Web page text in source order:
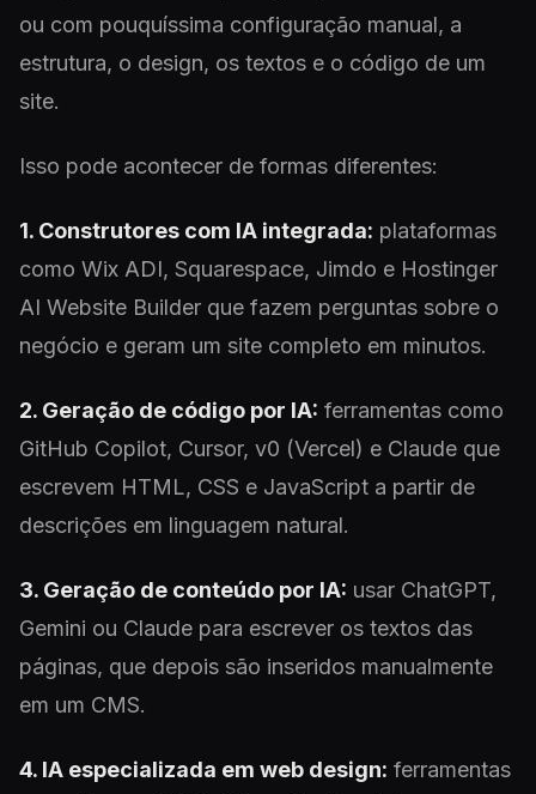
ou com pouquíssima configuração manual, a
estrutura, o design, os textos e o código de um
site.
Isso pode acontecer de formas diferentes:
1. Construtores com IA integrada: plataformas
como Wix ADI, Squarespace, Jimdo e Hostinger
AI Website Builder que fazem perguntas sobre o
negócio e geram um site completo em minutos.
2. Geração de código por IA: ferramentas como
GitHub Copilot, Cursor, v0 (Vercel) e Claude que
escrevem HTML, CSS e JavaScript a partir de
descrições em linguagem natural.
3. Geração de conteúdo por IA: usar ChatGPT,
Gemini ou Claude para escrever os textos das
páginas, que depois são inseridos manualmente
em um CMS.
4. IA especializada em web design: ferramentas